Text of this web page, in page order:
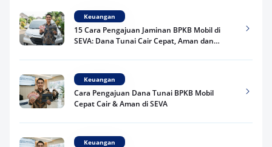
Keuangan
15 Cara Pengajuan Jaminan BPKB Mobil di
SEVA: Dana Tunai Cair Cepat, Aman dan
Keuangan
Cara Pengajuan Dana Tunai BPKB Mobil
Cepat Cair & Aman di SEVA
Keuangan